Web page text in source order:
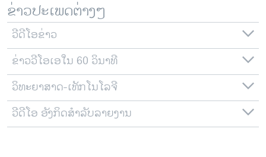
ພາສາຕ່າງໆ
ຂ່າວປະເພດຕ່າງໆ
ວີດີໂອຂ່າວ
ຂ່າວວີໂອເອໃນ 60 ວິນາທີ
ວິທະຍາສາດ-ເທັກໂນໂລຈີ
ວີດີໂອ ອັງກິດສຳລັບລາຍງານ